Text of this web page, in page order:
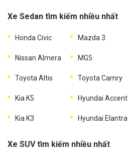
Xe Sedan tìm kiếm nhiều nhất
Honda Civic Mazda 3
Nissan Almera MG5
Toyota Altis Toyota Camry
Kia K5 Hyundai Accent
Kia K3 Hyundai Elantra
Xe SUV tìm kiếm nhiều nhất